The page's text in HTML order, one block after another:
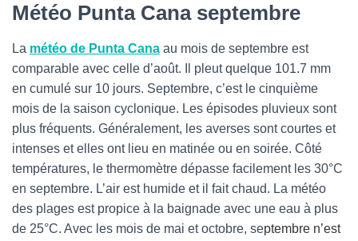
Météo Punta Cana septembre
La météo de Punta Cana au mois de septembre est
comparable avec celle d’août. Il pleut quelque 101.7 mm
en cumulé sur 10 jours. Septembre, c’est le cinquième
mois de la saison cyclonique. Les épisodes pluvieux sont
plus fréquents. Généralement, les averses sont courtes et
intenses et elles ont lieu en matinée ou en soirée. Côté
températures, le thermomètre dépasse facilement les 30°C
en septembre. L’air est humide et il fait chaud. La météo
des plages est propice à la baignade avec une eau à plus
de 25°C. Avec les mois de mai et octobre, septembre n’est